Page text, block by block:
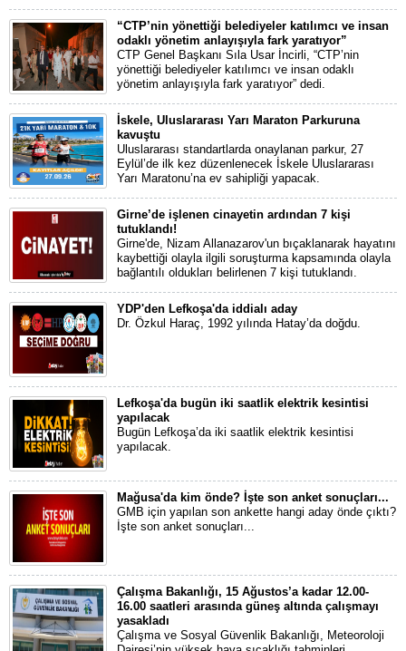
“CTP’nin yönettiği belediyeler katılımcı ve insan
odaklı yönetim anlayışıyla fark yaratıyor”
CTP Genel Başkanı Sıla Usar İncirli, “CTP’nin
yönettiği belediyeler katılımcı ve insan odaklı
yönetim anlayışıyla fark yaratıyor” dedi.
İskele, Uluslararası Yarı Maraton Parkuruna
kavuştu
Uluslararası standartlarda onaylanan parkur, 27
Eylül’de ilk kez düzenlenecek İskele Uluslararası
Yarı Maratonu’na ev sahipliği yapacak.
Girne’de işlenen cinayetin ardından 7 kişi
tutuklandı!
Girne'de, Nizam Allanazarov'un bıçaklanarak hayatını
kaybettiği olayla ilgili soruşturma kapsamında olayla
bağlantılı oldukları belirlenen 7 kişi tutuklandı.
YDP'den Lefkoşa'da iddialı aday
Dr. Özkul Haraç, 1992 yılında Hatay’da doğdu.
Lefkoşa'da bugün iki saatlik elektrik kesintisi
yapılacak
Bugün Lefkoşa’da iki saatlik elektrik kesintisi
yapılacak.
Mağusa'da kim önde? İşte son anket sonuçları...
GMB için yapılan son ankette hangi aday önde çıktı?
İşte son anket sonuçları...
Çalışma Bakanlığı, 15 Ağustos’a kadar 12.00-
16.00 saatleri arasında güneş altında çalışmayı
yasakladı
Çalışma ve Sosyal Güvenlik Bakanlığı, Meteoroloji